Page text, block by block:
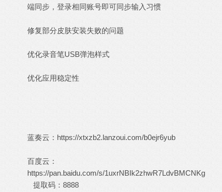
端同步，登录相同账号即可同步输入习惯
修复部分皮肤安装失败的问题
优化录音笔USB弹泡样式
优化应用稳定性
蓝奏云： https://xtxzb2.lanzoui.com/b0ejr6yub
百度云：
https://pan.baidu.com/s/1uxrNBIk2zhwR7LdvBMCNKg
提取码：8888